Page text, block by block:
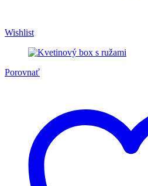
Wishlist
Porovnať